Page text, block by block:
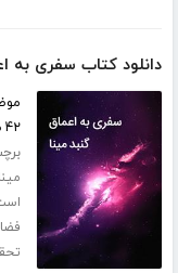
دانلود کتاب سفری به
۴۲ صفحه
فضا